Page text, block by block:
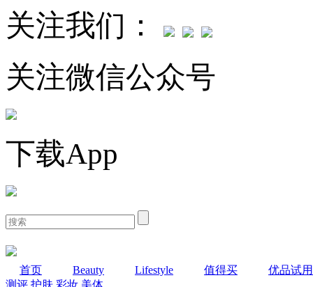
关注我们：
关注微信公众号
下载App
首页 Beauty Lifestyle 值得买
优品试用
测评 护肤 彩妆 美体